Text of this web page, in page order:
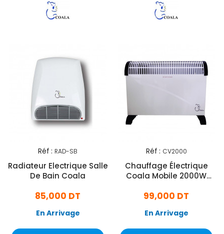
Réf : RAD-SB
Radiateur Electrique Salle
De Bain Coala
85,000 DT
En Arrivage
Réf : CV2000
Chauffage Électrique
Coala Mobile 2000W
99,000 DT
En Arrivage